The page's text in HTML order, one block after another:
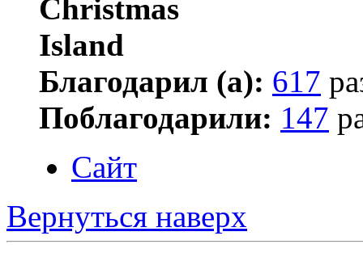
Благодарил (а): 617
Поблагодарили: 147
Сайт
Вернуться наверх